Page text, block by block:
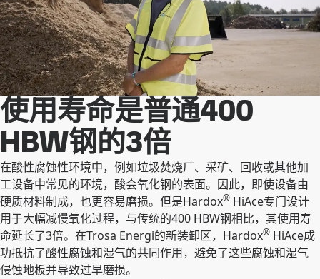
使用寿命是普通400
HBW钢的3倍
在酸性腐蚀性环境中，例如垃圾焚烧厂、采矿、回收或其他加
工设备中常见的环境，酸会氧化钢的表面。因此，即使设备由
硬质材料制成，也更容易磨损。但是Hardox® HiAce专门设计
用于大幅减慢氧化过程，与传统的400 HBW钢相比，其使用寿
命延长了3倍。在Trosa Energi的新装卸区，Hardox® HiAce成
功抵抗了酸性腐蚀和湿气的共同作用，避免了这些腐蚀和湿气
侵蚀地板并导致过早磨损。